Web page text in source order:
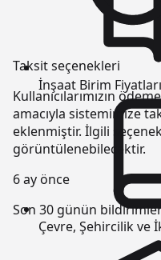
Taksit seçenekleri
Kullanıcılarımızın
amacıyla sistemimize
eklenmiştir. İlgili
görüntülenebilecektir.
6 ay önce
Son 30 günün
İnşaat Birim
Çevre, Şehircilik ve